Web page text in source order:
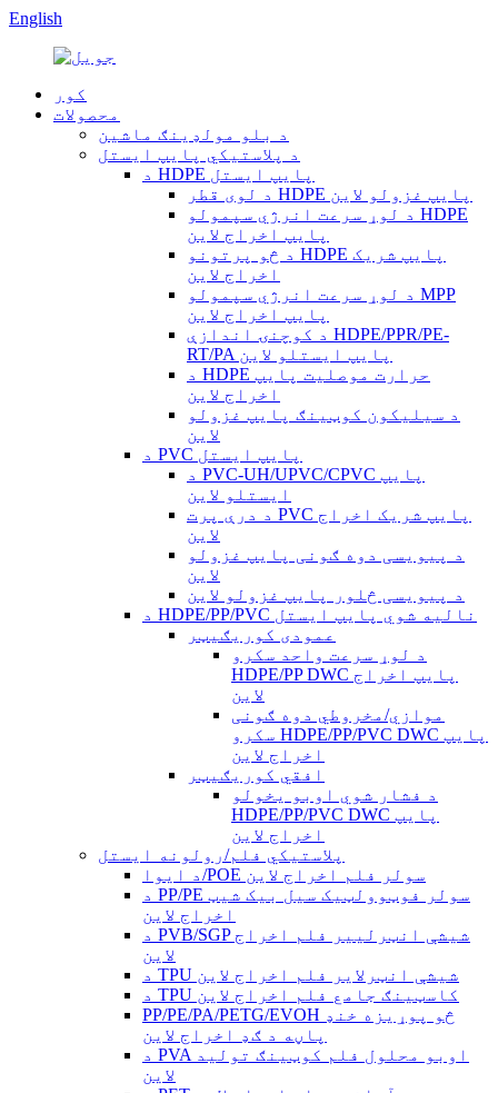
English
کور
محصولات
د بلو مولډینګ ماشین
د پلاستيکي پایپ ایستل
د HDPE پایپ ایستل
د لوی قطر HDPE پایپ غزولو لاین
د لوړ سرعت انرژي سپمولو HDPE
پایپ اخراج لاین
د څو پرتونو HDPE پایپ شریک
اخراج لاین
د لوړ سرعت انرژي سپمولو MPP
پایپ اخراج لاین
د کوچنۍ اندازې HDPE/PPR/PE-
RT/PA پایپ ایستلو لاین
د HDPE حرارت موصلیت پایپ
اخراج لاین
د سیلیکون کوټینګ پایپ غزولو
لاین
د PVC پایپ ایستل
د PVC-UH/UPVC/CPVC پایپ
ایستلو لاین
د درې پرت PVC پایپ شریک اخراج
لاین
د پیویسی دوه ګونی پایپ غزولو
لاین
د پیویسی څلور پایپ غزولو لاین
د HDPE/PP/PVC نالیه شوي پایپ ایستل
عمودی کوریګیټر
د لوړ سرعت واحد سکرو
HDPE/PP DWC پایپ اخراج
لاین
موازي/مخروطي دوه ګونی
سکرو HDPE/PP/PVC DWC پایپ
اخراج لاین
افقي کوریګیټر
د فشار شوي اوبو یخولو
HDPE/PP/PVC DWC پایپ
اخراج لاین
پلاستيکي فلم/رولونه ایستل
د ایوا/POE سولر فلم اخراج لاین
د PP/PE سولر فوټوولټیک سیل بیک شیټ
اخراج لاین
د PVB/SGP شیشې انټرلییر فلم اخراج
لاین
د TPU شیشې انټرلایر فلم اخراج لاین
د TPU کاسټینګ جامع فلم اخراج لاین
PP/PE/PA/PETG/EVOH څو پوړیزه خنډ
پاڼه د ګډ اخراج لاین
د PVA اوبو محلول فلم کوټینګ تولید
لاین